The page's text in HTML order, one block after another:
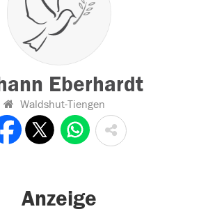
Eberhardt
Waldshut-Tiengen
Anzeige